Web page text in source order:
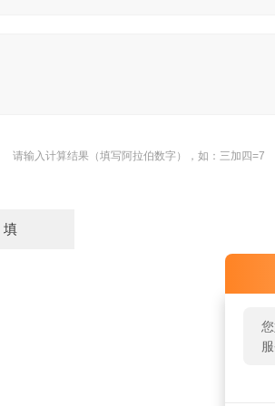
请输入计算结果（填写阿拉伯数字），如：三加四=7